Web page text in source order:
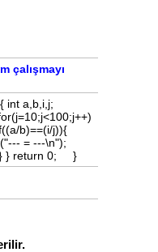
çalışmayı
int a,b,i,j;
b)==(i/j)){
= ---\n");
} } return 0; }